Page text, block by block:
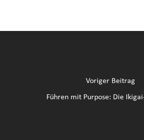
Voriger Beitrag
Führen mit Purpose: Die